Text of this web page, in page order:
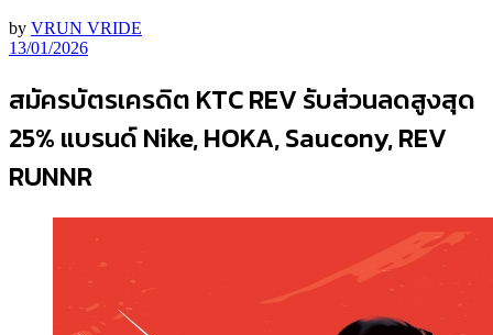
by VRUN VRIDE
13/01/2026
สมัครบัตรเครดิต KTC REV รับส่วนลดสูงสุด
25% แบรนด์ Nike, HOKA, Saucony, REV
RUNNR